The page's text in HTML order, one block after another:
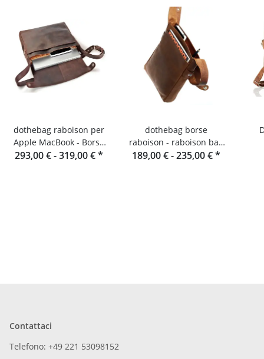
dothebag raboison per
Apple MacBook - Borsa
per notebook in pelle
293,00 € -319,00 €*
dothebag borse
raboison - raboison bag
upend Formato verticale
189,00 € -235,00 €*
Contattaci
Telefono: +49 221 53098152